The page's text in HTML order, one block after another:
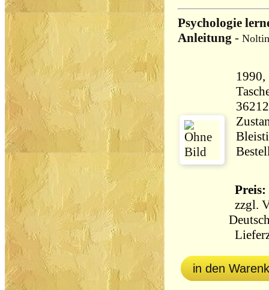
Psychologie
Anleitung -
Preis:
zzgl.
in den